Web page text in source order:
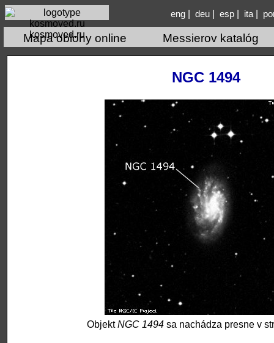
kosmoved.ru
eng| deu| esp| ita|
Mapa oblohy online Messierov katalóg
NGC 1494
ObjektNGC 1494sa nachádza presne v